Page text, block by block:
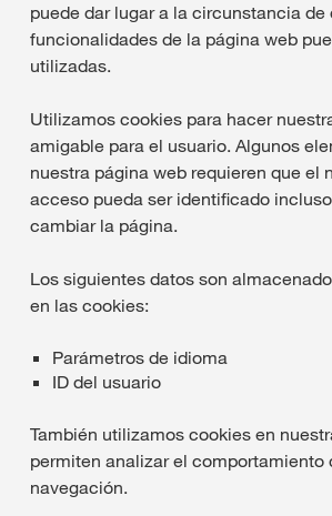
puede dar lugar a la circunstancia de
funcionalidades de la página web
utilizadas.
Utilizamos cookies para hacer
amigable para el usuario. Algunos
nuestra página web requieren que el
acceso pueda ser identificado
cambiar la página.
Los siguientes datos son
en las cookies:
Parámetros de idioma
ID del usuario
También utilizamos cookies en
permiten analizar el comportamiento
navegación.